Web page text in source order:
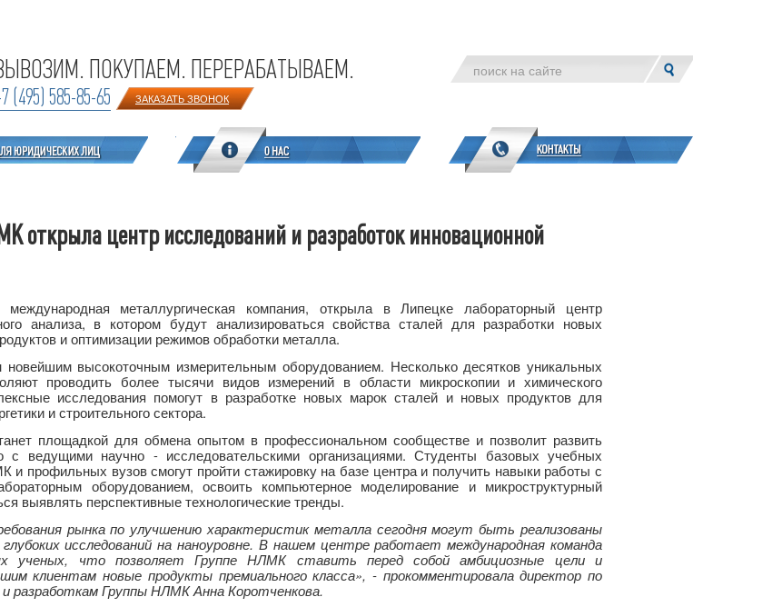
ПОКУПАЕМ. ПЕРЕРАБАТЫВАЕМ.
(495) 585-85-65 ЗАКАЗАТЬ ЗВОНОК
открыла центр исследований и разработок инновационной
металлургическая компания, открыла в Липецке лабораторный центр
анализа, в котором будут анализироваться свойства сталей для разработки новых
и оптимизации режимов обработки металла.
высокоточным измерительным оборудованием. Несколько десятков уникальных
проводить более тысячи видов измерений в области микроскопии и химического
исследования помогут в разработке новых марок сталей и новых продуктов для
и строительного сектора.
площадкой для обмена опытом в профессиональном сообществе и позволит развить
с ведущими научно - исследовательскими организациями. Студенты базовых учебных
и профильных вузов смогут пройти стажировку на базе центра и получить навыки работы с
оборудованием, освоить компьютерное моделирование и микроструктурный
выявлять перспективные технологические тренды.
рынка по улучшению характеристик металла сегодня могут быть реализованы
исследований на наноуровне. В нашем центре работает международная команда
ученых, что позволяет Группе НЛМК ставить перед собой амбициозные цели и
клиентам новые продукты премиального класса», - прокомментировала директор по
и разработкам Группы НЛМК Анна Коротченкова.